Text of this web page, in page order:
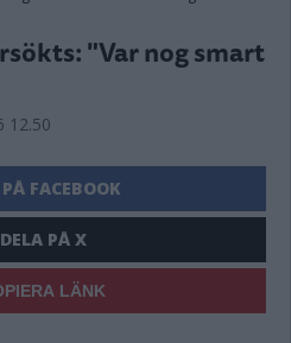
"Var nog smart
12.50
FACEBOOK
DELA PÅ X
LÄNK